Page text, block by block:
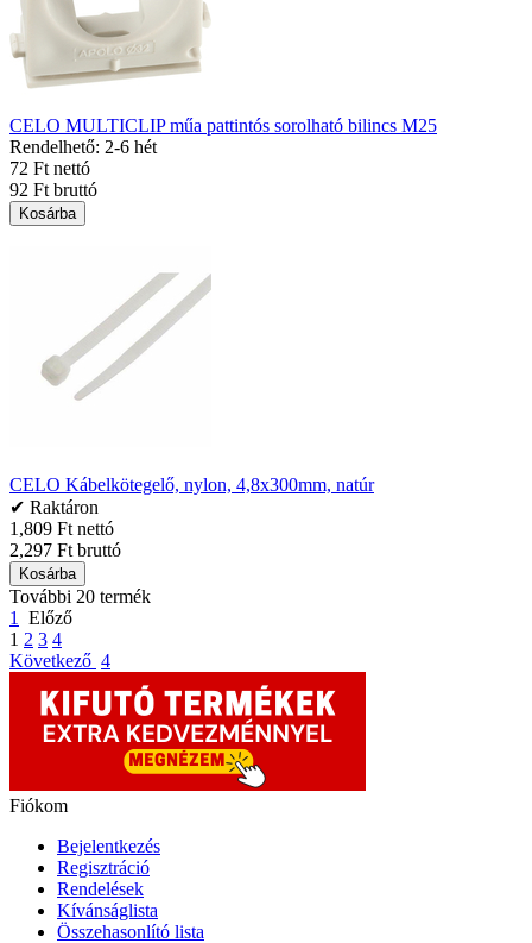
CELO MULTICLIP műa pattintós sorolható bilincs M25
Rendelhető: 2-6 hét
72 Ft nettó
92 Ft bruttó
Kosárba
CELO Kábelkötegelő, nylon, 4,8x300mm, natúr
✔ Raktáron
1,809 Ft nettó
2,297 Ft bruttó
Kosárba
További 20 termék
1
Előző
1 2 3 4
Következő 4
Fiókom
Bejelentkezés
Regisztráció
Rendelések
Kívánságlista
Összehasonlító lista